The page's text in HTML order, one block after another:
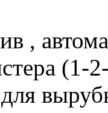
,
(1-